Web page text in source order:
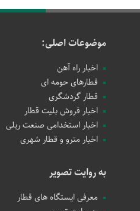
موضوعات اصلی:
اخبار راه آهن
قطارهای حومه ای
قطار گردشگری
اخبار فروش بلیت قطار
اخبار استخدامی صنعت ریلی
اخبار مترو و قطار شهری
به روایت تصویر
معرفی ایستگاه های قطار